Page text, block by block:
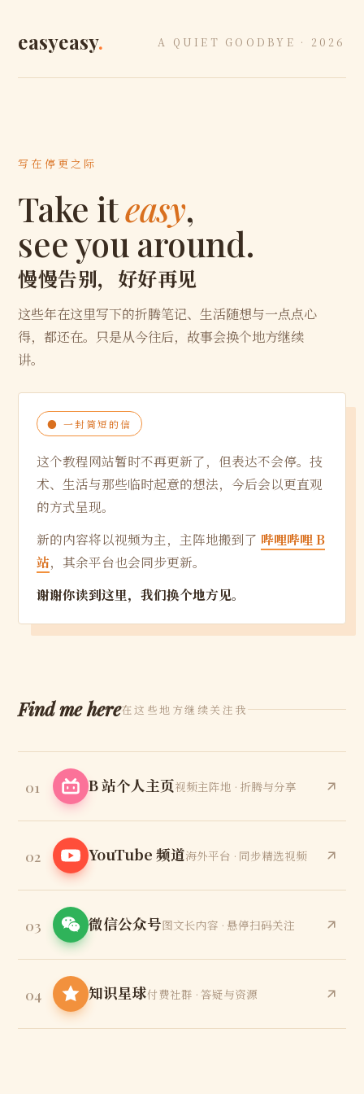
easyeasy. A QUIET GOODBYE · 2026
写在停更之际
Take iteasy,
see you around.
慢慢告别，好好再见
这些年在这里写下的折腾笔记、生活随想与一点点心
得，都还在。只是从今往后，故事会换个地方继续
讲。
● 一封简短的信
这个教程网站暂时不再更新了，但表达不会停。技
术、生活与那些临时起意的想法，今后会以更直观
的方式呈现。
新的内容将以视频为主，主阵地搬到了 哔哩哔哩 B
站，其余平台也会同步更新。
谢谢你读到这里，我们换个地方见。
Find me here在这些地方继续关注我
01 B 站个人主页视频主阵地 · 折腾与分享
02 YouTube 频道海外平台 · 同步精选视频
03 微信公众号图文长内容 · 悬停扫码关注
04 知识星球付费社群 · 答疑与资源